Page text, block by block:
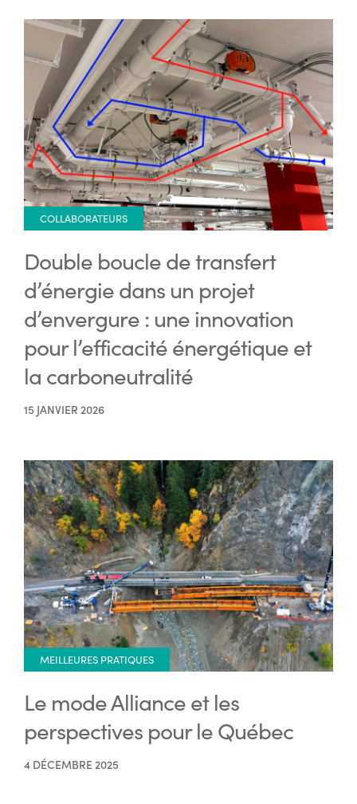
COLLABORATEURS
Double boucle de transfert
d’énergie dans un projet
d’envergure : une innovation
pour l’efficacité énergétique et
la carboneutralité
15 JANVIER 2026
MEILLEURES PRATIQUES
Le mode Alliance et les
perspectives pour le Québec
4 DÉCEMBRE 2025